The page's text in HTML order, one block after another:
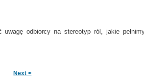
odbiorcy na stereotyp ról, jakie
Next >